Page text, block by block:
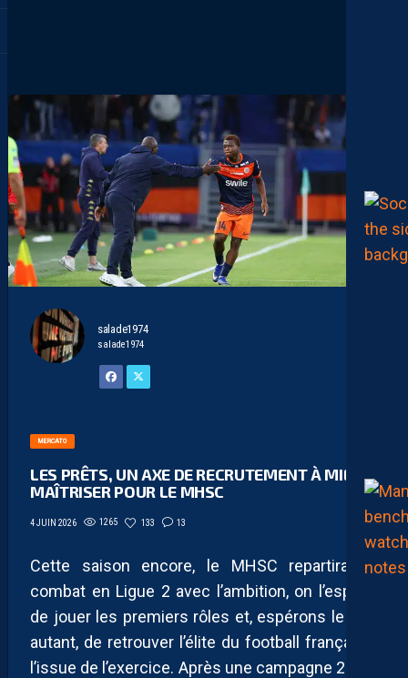
salade1974
salade1974
MERCATO
LES PRÊTS, UN AXE DE RECRUTEMENT À MIEUX
MAÎTRISER POUR LE MHSC
4 JUIN 2026 1265 133 13
Cette saison encore, le MHSC repartira au
combat en Ligue 2 avec l’ambition, on l’espère,
de jouer les premiers rôles et, espérons le tout
autant, de retrouver l’élite du football français à
l’issue de l’exercice. Après une campagne 2025-